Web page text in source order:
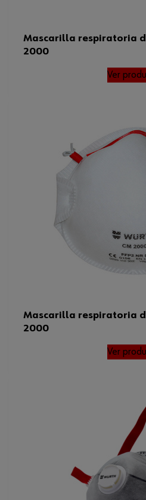
Mascarilla respiratoria
2000
Ver
Mascarilla respiratoria
2000
Ver